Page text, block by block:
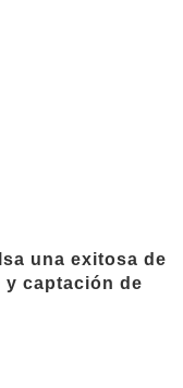
una exitosa de
y captación de